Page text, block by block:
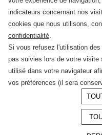
©
indicateurs concernant nos
cookies que nous utilisons,
confidentialité
Si vous refusez l'utilisation
pas suivies lors de votre visite
utilisé dans votre navigateur
vos préférences (il sera